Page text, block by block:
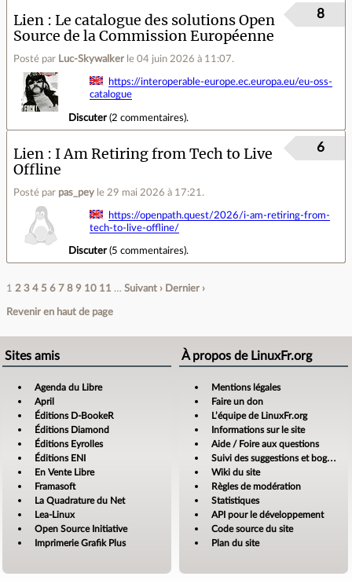
Lien
Le catalogue des solutions Open
Source de la Commission Européenne
Posté par Luc-Skywalker le 04 juin 2026 à 11:07.
8
https://interoperable-europe.ec.europa.eu/eu-oss-
catalogue
Discuter(2 commentaires).
Lien
I Am Retiring from Tech to Live
Offline
Posté par pas_pey le 29 mai 2026 à 17:21 .
6
https://openpath.quest/2026/i-am-retiring-from-
tech-to-live-offline/
Discuter(5 commentaires).
1 2 3 4 5 6 7 8 9 10 11 … Suivant › Dernier ›
Revenir en haut de page
Sites amis
Agenda du Libre
April
Éditions D-BookeR
Éditions Diamond
Éditions Eyrolles
Éditions ENI
En Vente Libre
Framasoft
La Quadrature du Net
Lea-Linux
Open Source Initiative
Imprimerie Grafik Plus
À propos de LinuxFr.org
Mentions légales
Faire un don
L’équipe de LinuxFr.org
Informations sur le site
Aide / Foire aux questions
Suivi des suggestions et bogues
Wiki du site
Règles de modération
Statistiques
API pour le développement
Code source du site
Plan du site